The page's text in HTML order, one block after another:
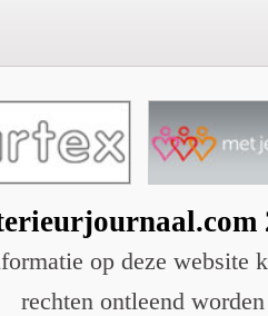
op deze website
rechten ontleend worden